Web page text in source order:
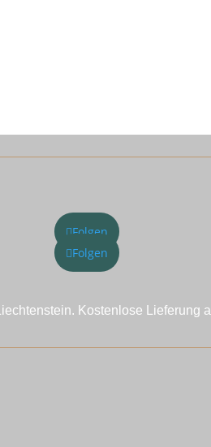
Folgen
Folgen
Kostenlose Lieferung